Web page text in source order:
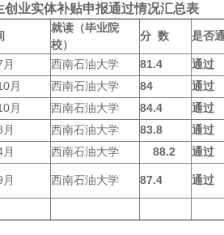
业实体补贴申报通过情况汇总表
就读（毕业院
校）
分 数 是否
西南石油大学 81.4
通过
月 西南石油大学 84
通过
月 西南石油大学 84.4
通过
西南石油大学 83.8
通过
西南石油大学 88.2 通过
西南石油大学 87.4 通过